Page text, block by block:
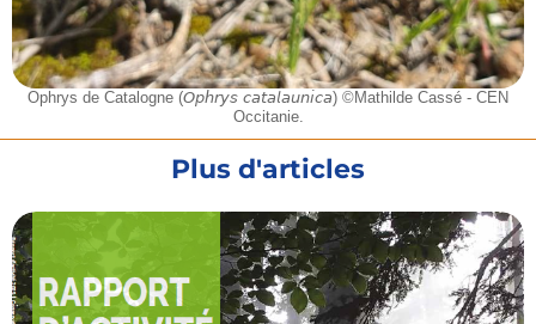
Ophrys de Catalogne (𝘖𝘱𝘩𝘳𝘺𝘴 𝘤𝘢𝘵𝘢𝘭𝘢𝘶𝘯𝘪𝘤𝘢) ©Mathilde Cassé - CEN
Occitanie.
Plus d'articles